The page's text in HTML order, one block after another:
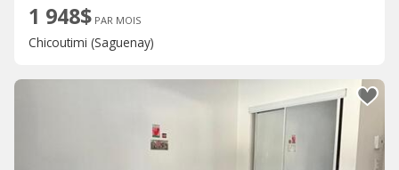
1 948$ PAR MOIS
Chicoutimi (Saguenay)